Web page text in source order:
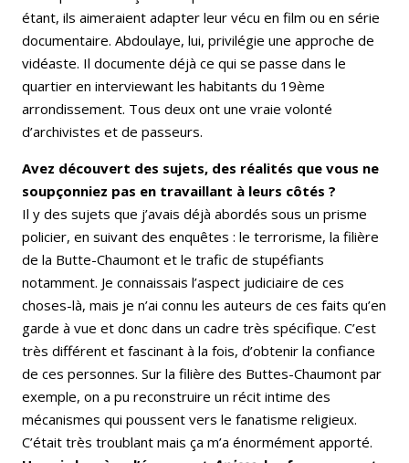
étant, ils aimeraient adapter leur vécu en film ou en série
documentaire. Abdoulaye, lui, privilégie une approche de
vidéaste. Il documente déjà ce qui se passe dans le
quartier en interviewant les habitants du 19ème
arrondissement. Tous deux ont une vraie volonté
d’archivistes et de passeurs.
Avez découvert des sujets, des réalités que vous ne
soupçonniez pas en travaillant à leurs côtés ?
Il y des sujets que j’avais déjà abordés sous un prisme
policier, en suivant des enquêtes : le terrorisme, la filière
de la Butte-Chaumont et le trafic de stupéfiants
notamment. Je connaissais l’aspect judiciaire de ces
choses-là, mais je n’ai connu les auteurs de ces faits qu’en
garde à vue et donc dans un cadre très spécifique. C’est
très différent et fascinant à la fois, d’obtenir la confiance
de ces personnes. Sur la filière des Buttes-Chaumont par
exemple, on a pu reconstruire un récit intime des
mécanismes qui poussent vers le fanatisme religieux.
C’était très troublant mais ça m’a énormément apporté.